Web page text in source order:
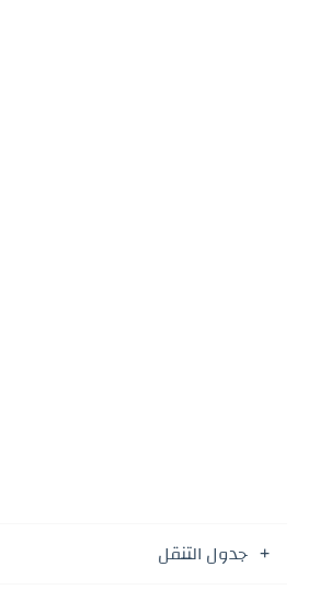
جدول التنقل